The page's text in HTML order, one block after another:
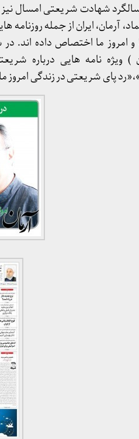
شهادت شریعتی امسال
آرمان، ایران از جمله
امروز ما اختصاص داده اند. در
) ویژه نامه هایی درباره
پای شریعتی در زندگی امروز